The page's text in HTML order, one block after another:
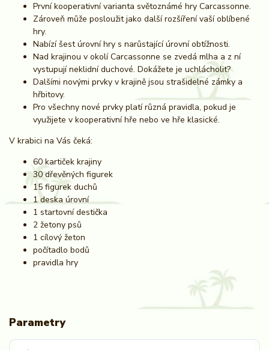
První kooperativní varianta světoznámé hry Carcassonne.
Zároveň může posloužit jako další rozšíření vaší oblíbené
hry.
Nabízí šest úrovní hry s narůstající úrovní obtížnosti.
Nad krajinou v okolí Carcassonne se zvedá mlha a z ní
vystupují neklidní duchové. Dokážete je uchlácholit?
Dalšími novými prvky v krajině jsou strašidelné zámky a
hřbitovy.
Pro všechny nové prvky platí různá pravidla, pokud je
využijete v kooperativní hře nebo ve hře klasické.
V krabici na Vás čeká:
60 kartiček krajiny
30 dřevěných figurek
15 figurek duchů
1 deska úrovní
1 startovní destička
2 žetony psů
1 cílový žeton
počítadlo bodů
pravidla hry
Parametry